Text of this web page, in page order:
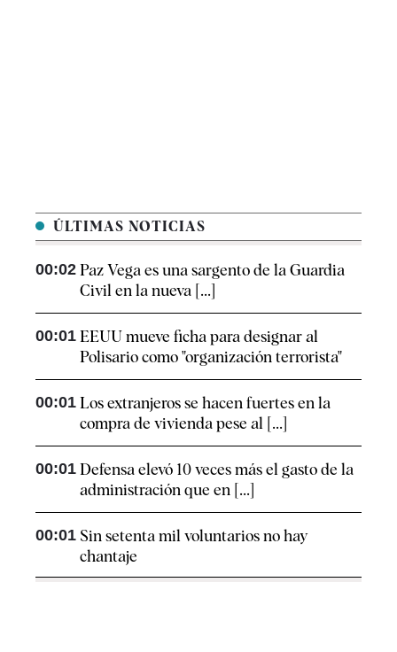
ÚLTIMAS NOTICIAS
00:02 Paz Vega es una sargento de la Guardia
Civil en la nueva [...]
00:01 EEUU mueve ficha para designar al
Polisario como "organización terrorista"
00:01 Los extranjeros se hacen fuertes en la
compra de vivienda pese al [...]
00:01 Defensa elevó 10 veces más el gasto de la
administración que en [...]
00:01 Sin setenta mil voluntarios no hay
chantaje